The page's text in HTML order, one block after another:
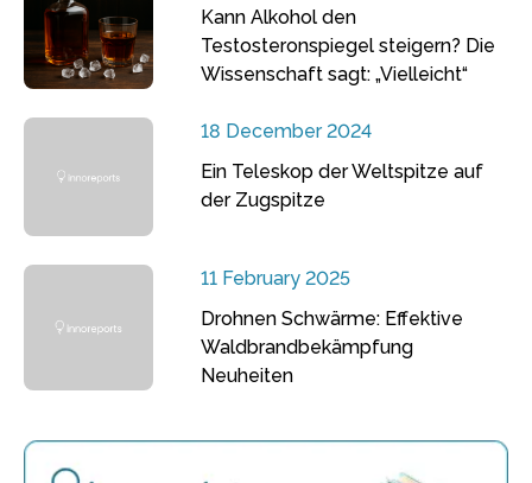
Kann Alkohol den
Testosteronspiegel steigern? Die
Wissenschaft sagt: „Vielleicht“
18 December 2024
Ein Teleskop der Weltspitze auf
der Zugspitze
11 February 2025
Drohnen Schwärme: Effektive
Waldbrandbekämpfung
Neuheiten